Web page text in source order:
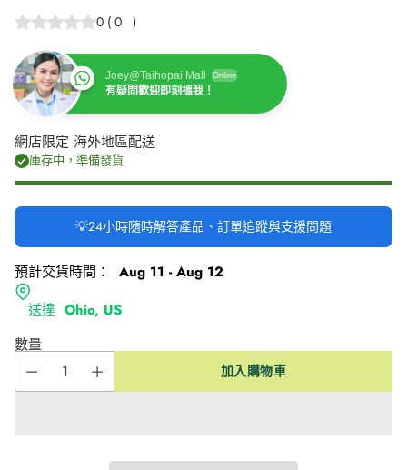
價
0 ( 0 )
Joey@Taihopai Mall Online
有疑問歡迎即刻搵我！
網店限定 海外地區配送
庫存中，準備發貨
💡24小時隨時解答產品、訂單追蹤與支援問題
預計交貨時間：
Aug 11 - Aug 12
送達 Ohio, US
數量
加入購物車